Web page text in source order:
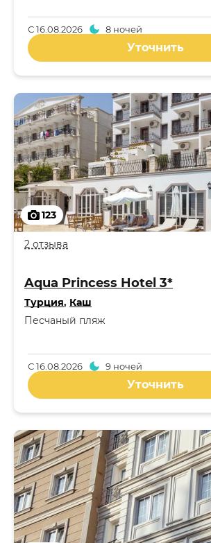
С16.08.2026 8 ночей
Уточнить
123
2 отзыва
Aqua Princess Hotel 3*
Турция, Каш
Песчаный пляж
С16.08.2026 9 ночей
Уточнить